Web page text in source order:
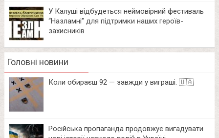
У Калуші відбудеться неймовірний фестиваль
“Назламні” для підтримки наших героїв-
захисників
Головні новини
Коли обираєш 92 — завжди у виграші. 🇺🇦
Російська пропаганда продовжує вигадувати